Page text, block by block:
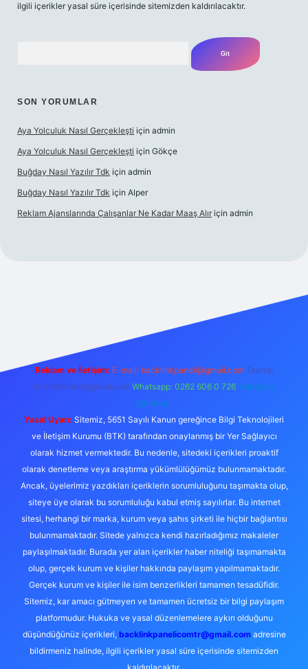
ilgili içerikler yasal süre içerisinde sitemizden kaldırılacaktır.
SON YORUMLAR
Aya Yolculuk Nasıl Gerçekleşti için admin
Aya Yolculuk Nasıl Gerçekleşti için Gökçe
Buğday Nasıl Yazılır Tdk için admin
Buğday Nasıl Yazılır Tdk için Alper
Reklam Ajanslarında Çalışanlar Ne Kadar Maaş Alır için admin
Reklam ve İletişim: E-mail: backlinkpaneli@gmail.com Teams:
forumhizmeti@gmail.com Whatsapp: 0262 606 0 726 Telegram:
@karabul
Yasal Uyarı: Sitemiz, 5651 Sayılı Kanun gereğince Bilgi Teknolojileri
ve İletişim Kurumu (BTK) tarafından onaylanmış bir Yer Sağlayıcı
olarak hizmet vermektedir. Bu nedenle, sitedeki içerikleri proaktif
olarak denetleme veya araştırma yükümlülüğümüz bulunmamaktadır.
Ancak, üyelerimiz yazdıkları içeriklerin sorumluluğunu taşımakta olup,
siteye üye olarak bu sorumluluğu kabul etmiş sayılırlar. Bu internet
sitesi, herhangi bir marka, kurum veya şahıs şirketi ile hiçbir bağlantısı
bulunmamaktadır. Sitede yalnızca kendi hazırladığımız makaleler
paylaşılmaktadır. Burada yer alan içerikler haber niteliği taşımamakta
olup, gerçek kurum ve kişiler hakkında paylaşım yapılmamaktadır.
Gerçek kurum ve kişiler ile isim benzerlikleri tamamen tesadüfidir.
Sitemiz, kar amacı gütmeyen ve tamamen ücretsiz bir bilgi paylaşım
platformudur. Hukuka ve yasal düzenlemelere aykırı olduğunu
düşündüğünüz içerikleri, backlinkpanelicomtr@gmail.comadresine
bildirmeniz halinde, ilgili içerikler yasal süre içerisinde sitemizden